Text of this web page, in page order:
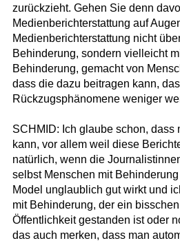
zurückzieht. Gehen Sie denn
Medienberichterstattung auf
Medienberichterstattung nicht
Behinderung, sondern vielleicht
Behinderung, gemacht von
dass die dazu beitragen kann,
Rückzugsphänomene weniger
SCHMID: Ich glaube schon, dass
kann, vor allem weil diese
natürlich, wenn die
selbst Menschen mit
Model unglaublich gut wirkt und
mit Behinderung, der ein
Öffentlichkeit gestanden ist oder
das auch merken, dass man